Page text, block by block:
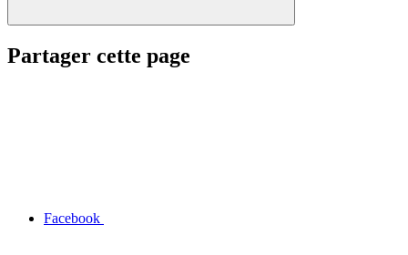
Partager cette page
Facebook